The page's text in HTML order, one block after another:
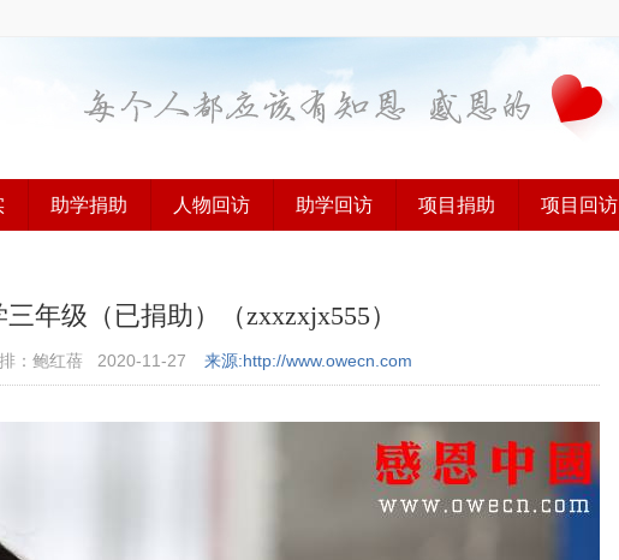
助学捐助 人物回访 助学回访 项目捐助 项目回访
年级（已捐助）（zxxzxjx555）
：鲍红蓓 2020-11-27 来源:http://www.owecn.com